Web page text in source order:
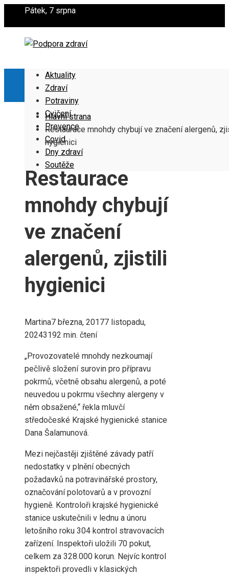
Pátek, 7 srpna
Aktuality
Zdraví
Potraviny
Cvičení
Prevence
Covid
Dny zdraví
Soutěže
Hlavní strana
Restaurace mnohdy chybují ve značení alergenů,
hygienici
Restaurace
mnohdy chybují
ve značení
alergenů, zjistili
hygienici
Martina7 března, 20177 listopadu,
20243192 min. čtení
„Provozovatelé mnohdy nezkoumají
pečlivě složení surovin pro přípravu
pokrmů, včetně obsahu alergenů, a poté
neuvedou u pokrmu všechny alergeny v
něm obsažené,“ řekla mluvčí
středočeské Krajské hygienické stanice
Dana Šalamunová.
Mezi nejčastěji zjištěné závady patří
nedostatky v plnění obecných
požadavků na potravinářské prostory,
označování polotovarů a v provozní
hygieně. Kontroloři krajské hygienické
stanice uskutečnili v lednu a únoru
letošního roku 304 kontrol stravovacích
zařízení. Inspektoři uložili 70 pokut,
celkem za 328.000 korun. Nejvíc kontrol
inspektoři provedli v klasických